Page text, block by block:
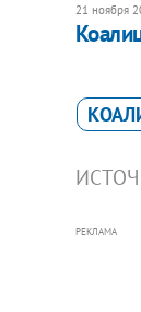
21 ноября
РЕКЛАМА